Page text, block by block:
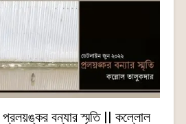
বন্যার স্মৃতি || কল্লোল